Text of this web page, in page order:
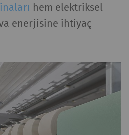
hem elektriksel
enerjisine ihtiyaç